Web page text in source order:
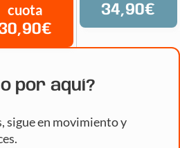
cuota
34,90€
por aquí?
sigue en movimiento y